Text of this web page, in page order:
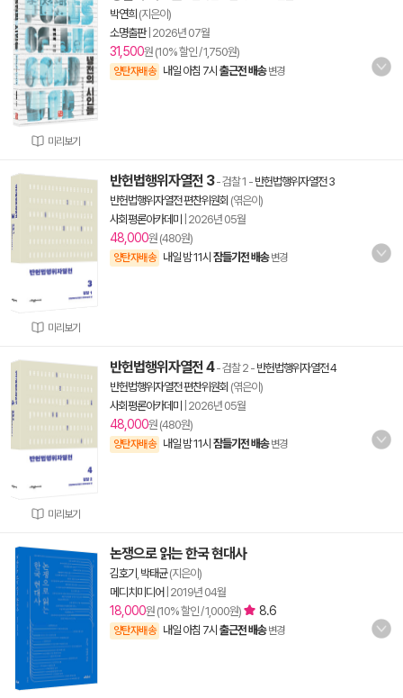
미리보기
박연희 (지은이)
소명출판| 2026년 07월
31,500원 (10% 할인 / 1,750원)
양탄자배송 내일 아침 7시 출근전 배송 변경
미리보기
반헌법행위자열전 3- 검찰 1 - 반헌법행위자열전 3
반헌법행위자열전 편찬위원회 (엮은이)
사회평론아카데미
2026년 05월
48,000원 (480원)
양탄자배송 내일 밤 11시 잠들기전 배송 변경
미리보기
반헌법행위자열전 4- 검찰 2 - 반헌법행위자열전 4
반헌법행위자열전 편찬위원회 (엮은이)
사회평론아카데미
2026년 05월
48,000원 (480원)
양탄자배송 내일 밤 11시 잠들기전 배송 변경
논쟁으로 읽는 한국 현대사
김호기 박태균(지은이)
메디치미디어 2019년 04월
18,000원 (10% 할인 / 1,000원) 8.6
양탄자배송 내일 아침 7시 출근전 배송 변경